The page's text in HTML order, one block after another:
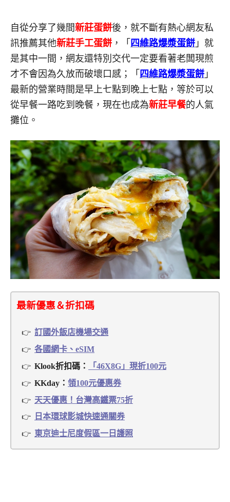
自從分享了幾間新莊蛋餅後，就不斷有熱心網友私
訊推薦其他新莊手工蛋餅 ，「 四維路爆漿蛋餅 」就
是其中一間，網友還特別交代一定要看著老闆現煎
才不會因為久放而破壞口感；「 四維路爆漿蛋餅 」
最新的營業時間是早上七點到晚上七點，等於可以
從早餐一路吃到晚餐，現在也成為新莊早餐的人氣
攤位。
最新優惠＆折扣碼
訂國外飯店機場交通
各國網卡、eSIM
Klook折扣碼：
「46X8G」現折100元
KKday： 領100元優惠券
天天優惠！台灣高鐵票75折
日本環球影城快速通關券
東京迪士尼度假區一日護照